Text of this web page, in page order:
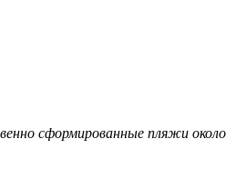
сформированные пляжи около